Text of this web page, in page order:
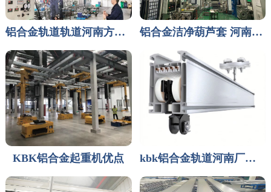
铝合金轨道轨道河南方成自动化厂家 铝合金洁净葫芦套 河南厂家方成自动化
KBK铝合金起重机优点 kbk铝合金轨道河南厂家 方成自动化设备有限公司